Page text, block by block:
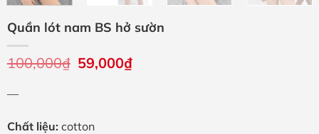
Quần lót nam BS hở sườn
100,000₫ Giá
gốc
59,000₫Giá
hiện
—
Chất liệu: cotton